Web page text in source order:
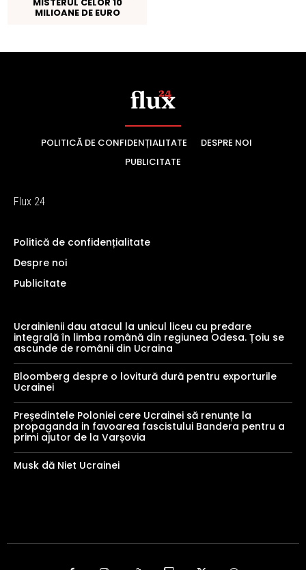
POLITICĂ DE CONFIDENȚIALITATE
DESPRE NOI
PUBLICITATE
Flux 24
Politică de confidențialitate
Despre noi
Publicitate
Ucrainienii dau atacul la unicul liceu cu predare
integrală în limba română din regiunea Odesa. Țoiu se
ascunde de românii din Ucraina
Bloomberg despre o lovitură dură pentru exporturile
Ucrainei
Președintele Poloniei cere Ucrainei să renunțe la
propaganda in favoarea fascistului Bandera pentru a
primi ajutor de la Varșovia
Musk dă Niet Ucrainei